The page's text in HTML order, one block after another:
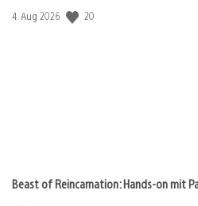
Veröffentlichungsdatum:
4. Aug 2026 20
Beast of Reincarnation: Hands-on mit